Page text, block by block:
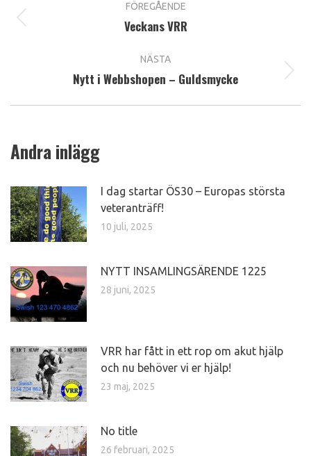
navigation
FÖREGÅENDE
Previous
Veckans VRR
NÄSTA
Next
Nytt i Webbshopen – Guldsmycke
Andra inlägg
I dag startar ÖS30 – Europas största
veteranträff!
10 juli, 2025
NYTT INSAMLINGSÄRENDE 1225
28 juni, 2025
VRR har fått in ett rop om akut hjälp
och nu behöver vi er hjälp!
23 maj, 2025
No title
26 februari, 2025